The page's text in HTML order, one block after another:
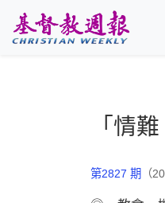
「情
第2827 期 （